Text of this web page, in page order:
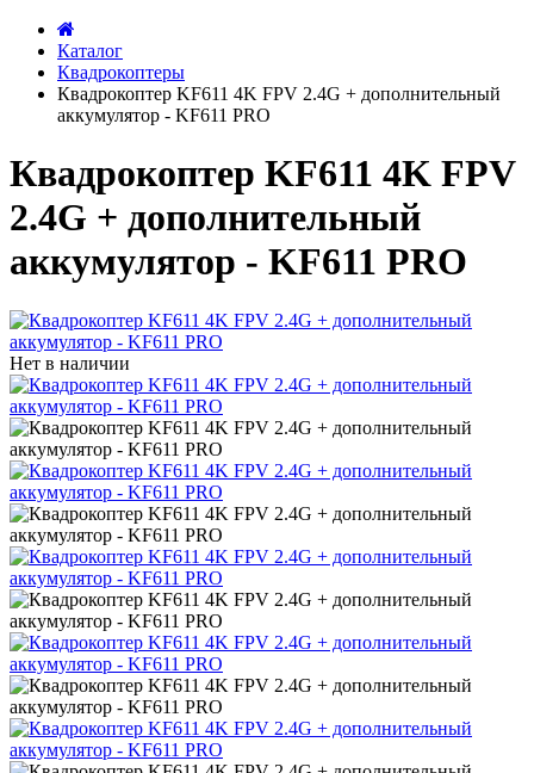
Каталог
Квадрокоптеры
Квадрокоптер KF611 4K FPV 2.4G + дополнительный
аккумулятор - KF611 PRO
Квадрокоптер KF611 4K FPV
2.4G + дополнительный
аккумулятор - KF611 PRO
Нет в наличии